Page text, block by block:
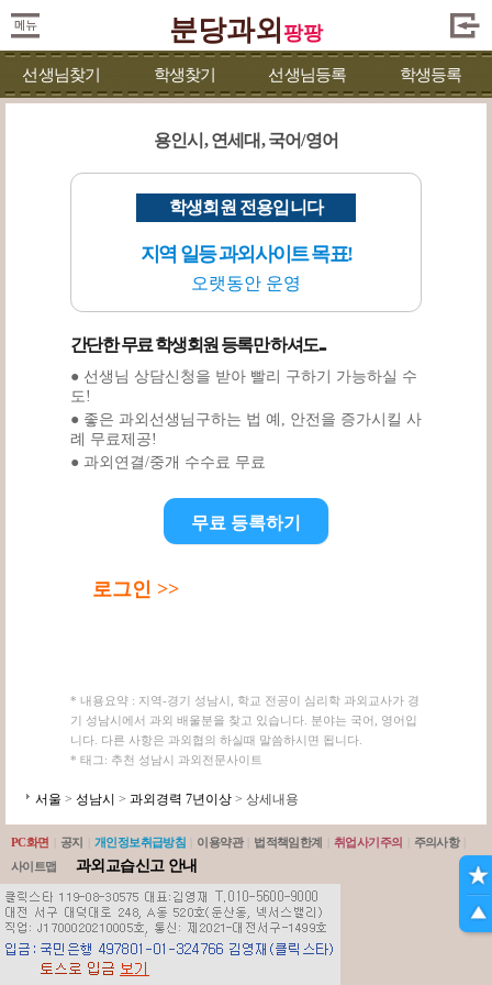
분당과외 팡팡
선생님찾기 학생찾기 선생님등록 학생등록
용인시, 연세대, 국어/영어
학생회원 전용입니다
지역 일등 과외사이트 목표!
오랫동안 운영
간단한 무료 학생회원 등록만 하셔도...
● 선생님 상담신청을 받아 빨리 구하기 가능하실 수
도!
● 좋은 과외선생님구하는 법 예, 안전을 증가시킬 사
례 무료제공!
● 과외연결/중개 수수료 무료
무료 등록하기
로그인 >>
* 내용요약 : 지역-경기 성남시, 학교 전공이 심리학 과외교사가 경
기 성남시에서 과외 배울분을 찾고 있습니다. 분야는 국어, 영어입
니다. 다른 사항은 과외협의 하실때 말씀하시면 됩니다.
* 태그: 추천 성남시 과외전문사이트
서울 > 성남시 > 과외경력 7년이상 > 상세내용
PC화면 공지 개인정보취급방침 이용약관 법적책임한계 취업사기주의 주의사항
사이트맵
과외교습신고 안내